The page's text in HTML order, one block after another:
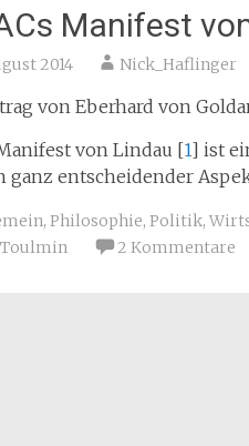
Manifest
2014 Nick_Haflinger
von Eberhard von
von Lindau [1] ist
ganz entscheidender
, Philosophie, Politik,
Toulmin
2 Kommentare